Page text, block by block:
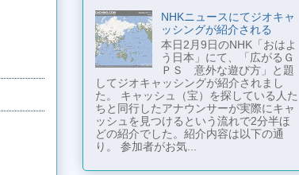
NHKニュースにてジオキャ
ッシングが紹介される
本日2月9日のNHK「おはよ
う日本」にて、「広がるＧ
ＰＳ 意外な遊び方」と題
してジオキャッシングが紹介されまし
た。 キャッシュ（宝）を探している人た
ちと同行したアナウンサーが実際にキャ
ッシュを見つけるという流れで2分半ほ
どの紹介でした。紹介内容は以下の通
り。 参加者がお気...